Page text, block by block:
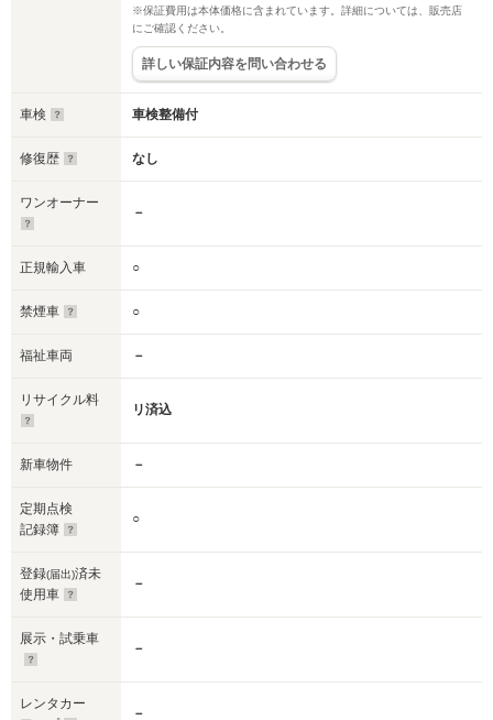
※保証費用は本体価格に含まれています。詳細については、販売店
にご確認ください。
詳しい保証内容を問い合わせる
車検 車検整備付
修復歴 なし
ワンオーナー
－
正規輸入車 ○
禁煙車 ○
福祉車両 －
リサイクル料
リ済込
新車物件 －
定期点検
記録簿
○
登録(届出)済未
使用車
－
展示・試乗車
－
レンタカー
－